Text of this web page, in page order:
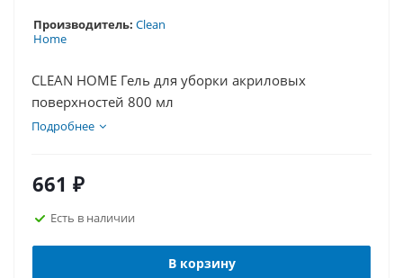
Производитель: Clean
Home
CLEAN HOME Гель для уборки акриловых
поверхностей 800 мл
Подробнее
661 ₽
Есть в наличии
В корзину